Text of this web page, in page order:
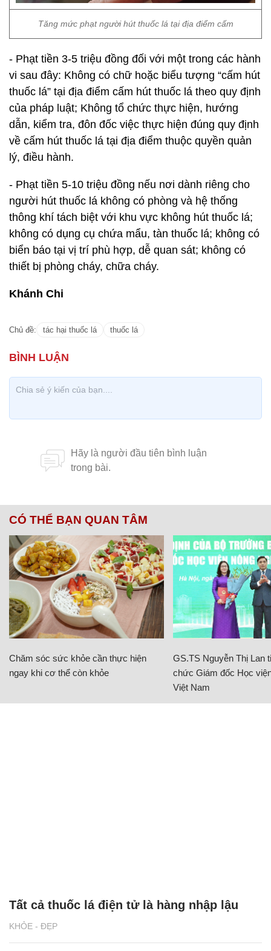
Tăng mức phạt người hút thuốc lá tại địa điểm cấm
- Phạt tiền 3-5 triệu đồng đối với một trong các hành
vi sau đây: Không có chữ hoặc biểu tượng “cấm hút
thuốc lá” tại địa điểm cấm hút thuốc lá theo quy định
của pháp luật; Không tổ chức thực hiện, hướng
dẫn, kiểm tra, đôn đốc việc thực hiện đúng quy định
về cấm hút thuốc lá tại địa điểm thuộc quyền quản
lý, điều hành.
- Phạt tiền 5-10 triệu đồng nếu nơi dành riêng cho
người hút thuốc lá không có phòng và hệ thống
thông khí tách biệt với khu vực không hút thuốc lá;
không có dụng cụ chứa mẩu, tàn thuốc lá; không có
biển báo tại vị trí phù hợp, dễ quan sát; không có
thiết bị phòng cháy, chữa cháy.
Khánh Chi
Chủ đề: tác hại thuốc lá thuốc lá
CÓ THỂ BẠN QUAN TÂM
Chăm sóc sức khỏe cần thực hiện
ngay khi cơ thể còn khỏe
GS.TS Nguyễn Thị Lan
chức Giám đốc Học
Việt Nam
KHỎE - ĐẸP
Tất cả thuốc lá điện tử là hàng nhập lậu